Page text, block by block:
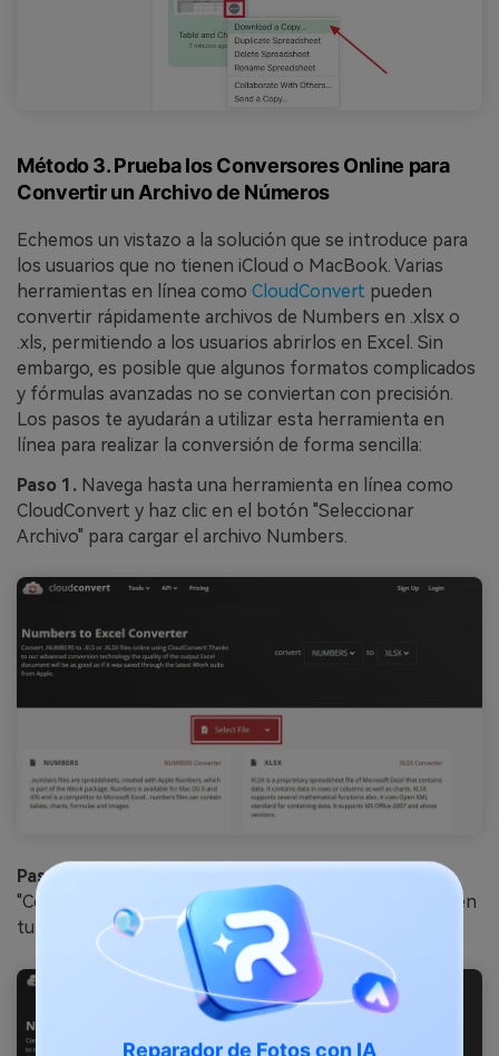
Método 3. Prueba los Conversores Online para
Convertir un Archivo de Números
Echemos un vistazo a la solución que se introduce para
los usuarios que no tienen iCloud o MacBook. Varias
herramientas en línea como CloudConvert pueden
convertir rápidamente archivos de Numbers en .xlsx o
.xls, permitiendo a los usuarios abrirlos en Excel. Sin
embargo, es posible que algunos formatos complicados
y fórmulas avanzadas no se conviertan con precisión.
Los pasos te ayudarán a utilizar esta herramienta en
línea para realizar la conversión de forma sencilla:
Paso 1. Navega hasta una herramienta en línea como
CloudConvert y haz clic en el botón "Seleccionar
Archivo" para cargar el archivo Numbers.
Paso 2.
"Convertir" para descargar el formato de archivo .xlsx en
tu dispositivo Windows.